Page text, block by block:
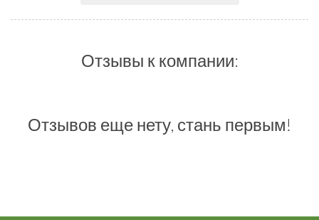
Отзывы к компании:
Отзывов еще нету, стань первым!